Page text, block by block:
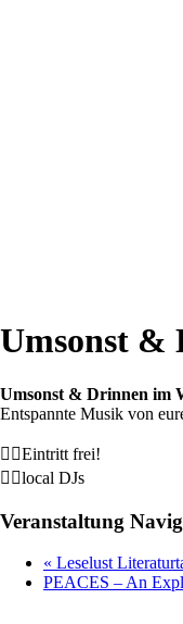
Umsonst &
Umsonst & Drinnen im
Entspannte Musik von
❤️‍🔥Eintritt frei!
❤️‍🔥local DJs
Veranstaltung
« Leselust
PEACES – An